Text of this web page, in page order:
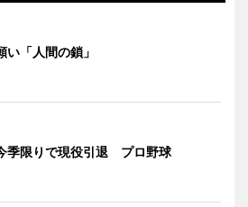
い「人間の鎖」
季限りで現役引退 プロ野球